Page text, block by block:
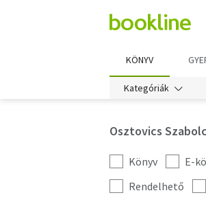
KÖNYV
Kategóriák
Osztovics
Kategória
szűrés
Könyv E-
További
szűrők
Rendelhető